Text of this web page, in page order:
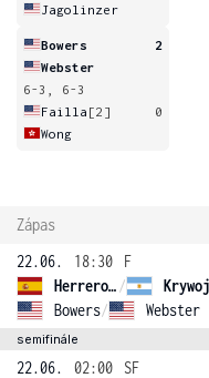
Jagolinzer
Bowers
2
Webster
6-3, 6-3
Failla [2]
0
Wong
Zápas
22.06.
18:30
F
Herrero Linana /
Bowers/ Webster
semifinále
22.06. 02:00
SF